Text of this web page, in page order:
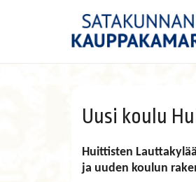
Uusi koulu
Huittisten
ja uuden koulun